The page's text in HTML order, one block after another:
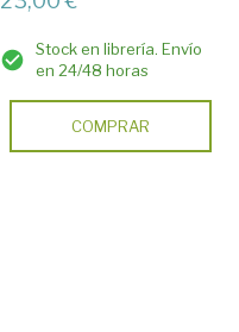
Stock en librería. Envío
en 24/48 horas
COMPRAR